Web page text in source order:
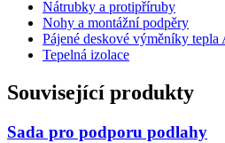
Nátrubky a protipříruby
Nohy a montážní podpěry
Pájené deskové výměníky tepla
Tepelná izolace
Související produkty
Sada pro podporu podlahy